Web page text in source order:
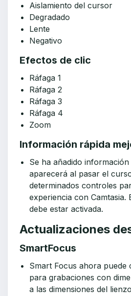
Aislamiento del cursor
Degradado
Lente
Negativo
Efectos de clic
Ráfaga 1
Ráfaga 2
Ráfaga 3
Ráfaga 4
Zoom
Información rápida
Se ha añadido
aparecerá al pasar el
determinados controles
experiencia con Camtasia.
debe estar activada.
Actualizaciones
SmartFocus
Smart Focus ahora puede
para grabaciones con
a las dimensiones del